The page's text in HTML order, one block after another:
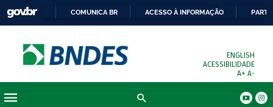
COMUNICA BR ACESSO À INFORMAÇÃO
ENGLISH
ACESSIBILIDADE
A+ A-